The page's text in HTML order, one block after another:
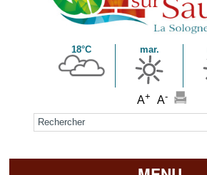
18°C mar.
A+ A-
Formulaire de recherche